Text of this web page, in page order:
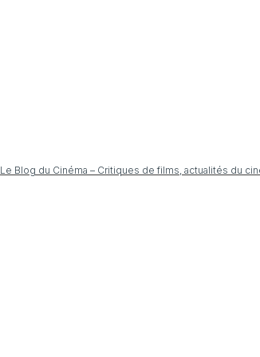
Le Blog du Cinéma – Critiques de films, actualités du